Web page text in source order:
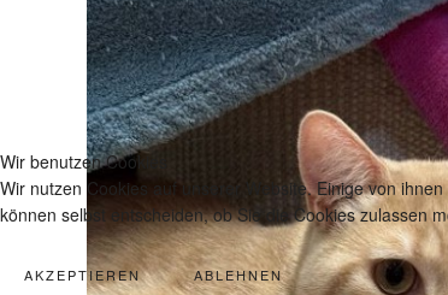
Wir benutzen Cookies
Wir nutzen Cookies auf unserer Website. Einige von
können selbst entscheiden, ob Sie die Cookies zulassen
AKZEPTIEREN ABLEHNEN